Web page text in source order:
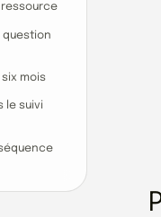
ressource
question
mois
le suivi